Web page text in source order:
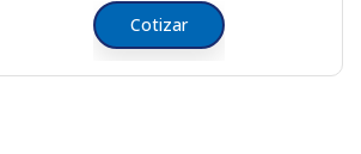
Cotizar